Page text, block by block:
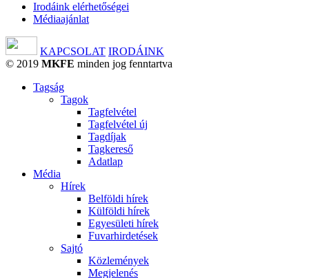
Irodáink elérhetőségei
Médiaajánlat
KAPCSOLAT IRODÁINK
© 2019 MKFE minden jog fenntartva
Tagság
Tagok
Tagfelvétel
Tagfelvétel új
Tagdíjak
Tagkereső
Adatlap
Média
Hírek
Belföldi hírek
Külföldi hírek
Egyesületi hírek
Fuvarhirdetések
Sajtó
Közlemények
Megjelenés